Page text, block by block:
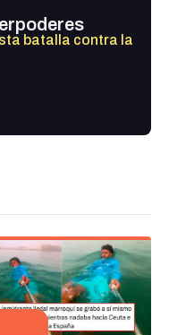
batalla contra la